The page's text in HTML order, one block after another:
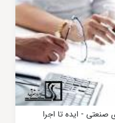
صنعتی - ایده تا اجرا